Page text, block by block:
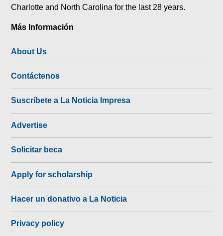
Charlotte and North Carolina for the last 28 years.
Más Información
About Us
Contáctenos
Suscríbete a La Noticia Impresa
Advertise
Solicitar beca
Apply for scholarship
Hacer un donativo a La Noticia
Privacy policy